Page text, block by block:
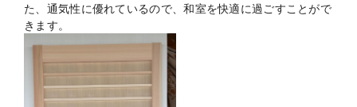
た、通気性に優れているので、和室を快適に過ごすことがで
きます。